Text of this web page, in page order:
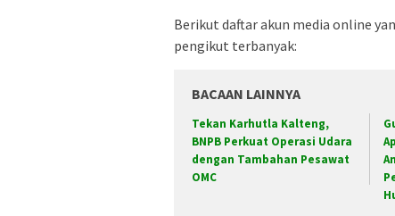
Berikut daftar akun media online
pengikut terbanyak:
BACAAN LAINNYA
Tekan Karhutla Kalteng,
BNPB Perkuat Operasi Udara
dengan Tambahan Pesawat
OMC